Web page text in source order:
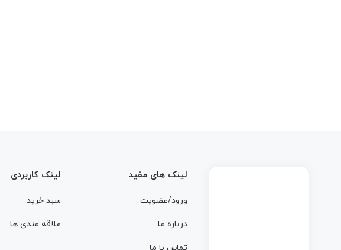
لینک های مفید
ورود/عضویت
درباره ما
لینک کاربردی
سبد خرید
علاقه مندی ها